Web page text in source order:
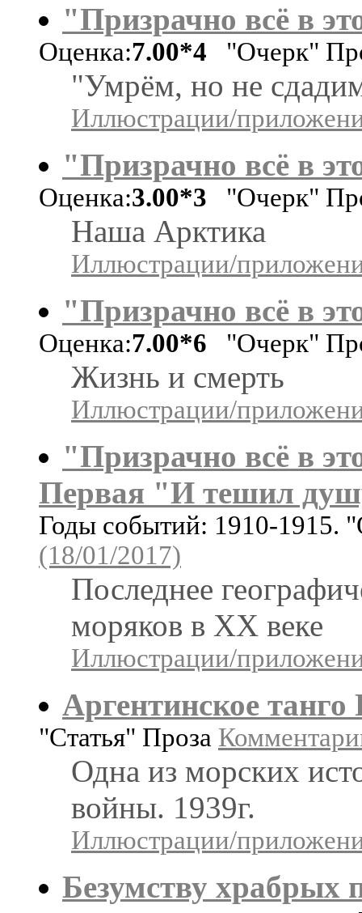
"Призрачно всё в
Оценка:7.00*4 "Очерк"
"Умрём, но не
Иллюстрации/
"Призрачно всё в
Оценка:3.00*3 "Очерк"
Наша Арктика
Иллюстрации/
"Призрачно всё в
Оценка:7.00*6 "Очерк"
Жизнь и смерть
Иллюстрации/
"Призрачно всё в
Первая "И тешил
Годы событий: 1910-1915.
(18/01/2017)
Последнее
моряков в ХХ веке
Иллюстрации/
Аргентинское танго
"Статья" Проза
Одна из морских
войны. 1939г.
Иллюстрации/
Безумству храбрых